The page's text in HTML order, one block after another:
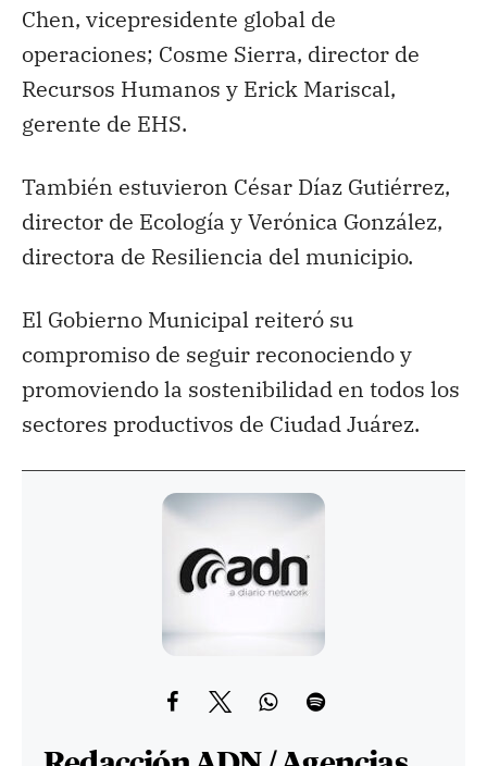
Chen, vicepresidente global de
operaciones; Cosme Sierra, director de
Recursos Humanos y Erick Mariscal,
gerente de EHS.
También estuvieron César Díaz Gutiérrez,
director de Ecología y Verónica González,
directora de Resiliencia del municipio.
El Gobierno Municipal reiteró su
compromiso de seguir reconociendo y
promoviendo la sostenibilidad en todos los
sectores productivos de Ciudad Juárez.